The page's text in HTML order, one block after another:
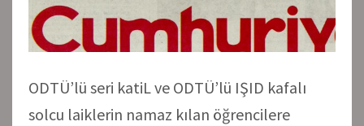
ODTÜ’lü seri katiL ve ODTÜ’lü IŞID kafalı
solcu laiklerin namaz kılan öğrencilere